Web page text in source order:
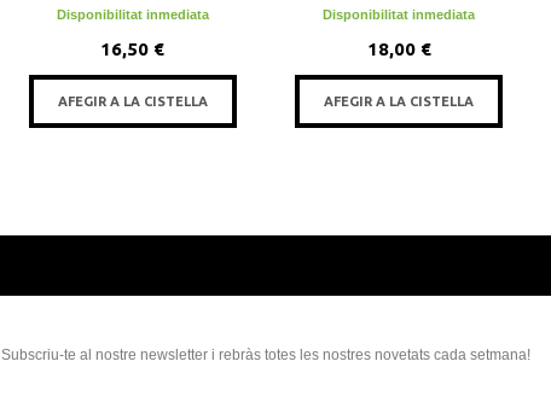
Disponibilitat inmediata
16,50 €
AFEGIR A LA CISTELLA
Disponibilitat inmediata
18,00 €
AFEGIR A LA CISTELLA
Subscriu-te al nostre newsletter i rebràs totes les nostres novetats cada setmana!